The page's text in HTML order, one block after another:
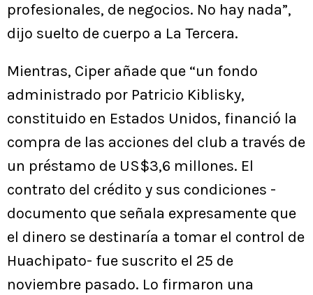
profesionales, de negocios. No hay nada”,
dijo suelto de cuerpo a La Tercera.
Mientras, Ciper añade que “un fondo
administrado por Patricio Kiblisky,
constituido en Estados Unidos, financió la
compra de las acciones del club a través de
un préstamo de US$3,6 millones. El
contrato del crédito y sus condiciones -
documento que señala expresamente que
el dinero se destinaría a tomar el control de
Huachipato- fue suscrito el 25 de
noviembre pasado. Lo firmaron una